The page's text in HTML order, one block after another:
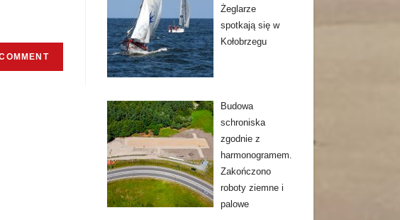
Żeglarze
spotkają się w
Kołobrzegu
Budowa
schroniska
zgodnie z
harmonogramem.
Zakończono
roboty ziemne i
palowe